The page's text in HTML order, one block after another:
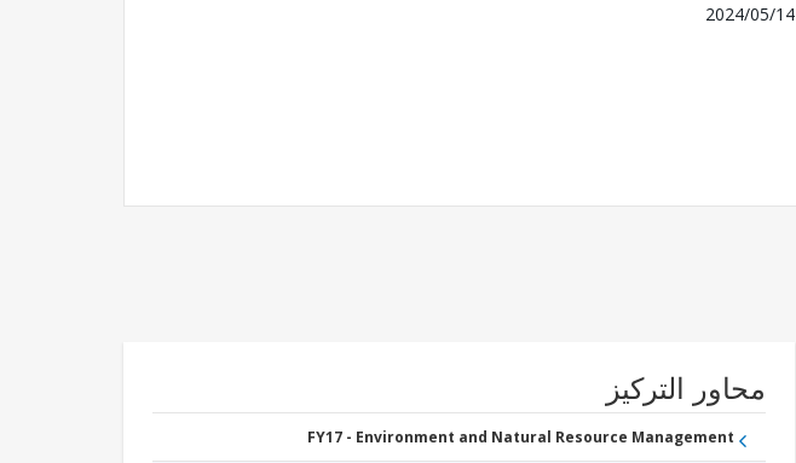
2024/05/14
محاور التركيز
FY17 - Environment and Natural Resource Management